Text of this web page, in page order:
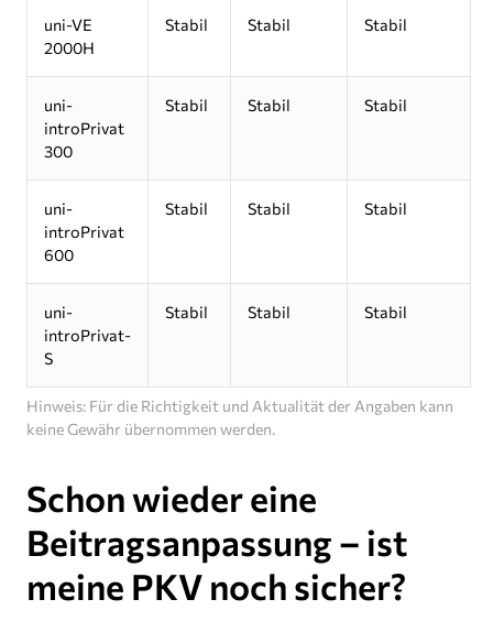
uni-VE
2000H
Stabil Stabil Stabil
uni-
introPrivat
300
Stabil Stabil Stabil
uni-
introPrivat
600
Stabil Stabil Stabil
uni-
introPrivat-
S
Stabil Stabil Stabil
Hinweis: Für die Richtigkeit und Aktualität der Angaben kann
keine Gewähr übernommen werden.
Schon wieder eine
Beitragsanpassung – ist
meine PKV noch sicher?